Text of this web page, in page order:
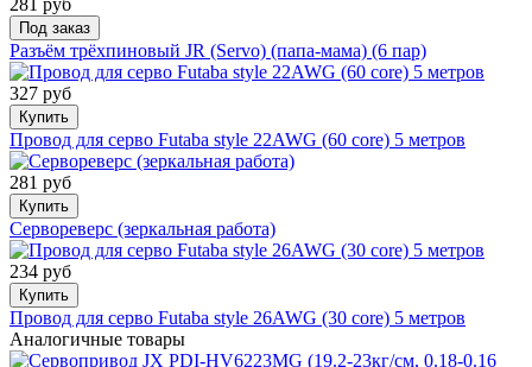
281 руб
Под заказ
Разъём трёхпиновый JR (Servo) (папа-мама) (6 пар)
327 руб
Купить
Провод для серво Futaba style 22AWG (60 core) 5 метров
281 руб
Купить
Сервореверс (зеркальная работа)
234 руб
Купить
Провод для серво Futaba style 26AWG (30 core) 5 метров
Аналогичные товары